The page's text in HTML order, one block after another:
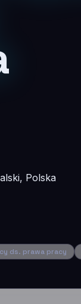
Polska
ds. prawa pracy